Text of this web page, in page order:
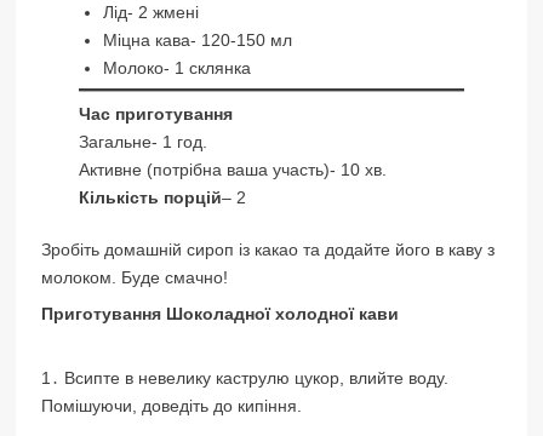
Лід- 2 жмені
Міцна кава- 120-150 мл
Молоко- 1 склянка
Час приготування
Загальне- 1 год.
Активне (потрібна ваша участь)- 10 хв.
Кількість порцій– 2
Зробіть домашній сироп із какао та додайте його в каву з
молоком. Буде смачно!
Приготування Шоколадної холодної кави
1․ Всипте в невелику каструлю цукор, влийте воду.
Помішуючи, доведіть до кипіння.